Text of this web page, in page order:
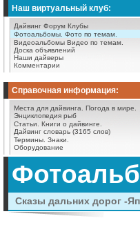
Наш виртуальный клуб:
Дайвинг Форум Клубы
Фотоальбомы. Фото по темам.
Видеоальбомы Видео по темам.
Доска объявлений
Наши дайверы
Комментарии
Справочная информация:
Места для дайвинга.
Погода в мире.
Энциклопедия рыб
Статьи.
Книги о дайвинге.
Дайвинг словарь (3165 слов)
Термины. Знаки.
Оборудование
Сказы дальних дорог -